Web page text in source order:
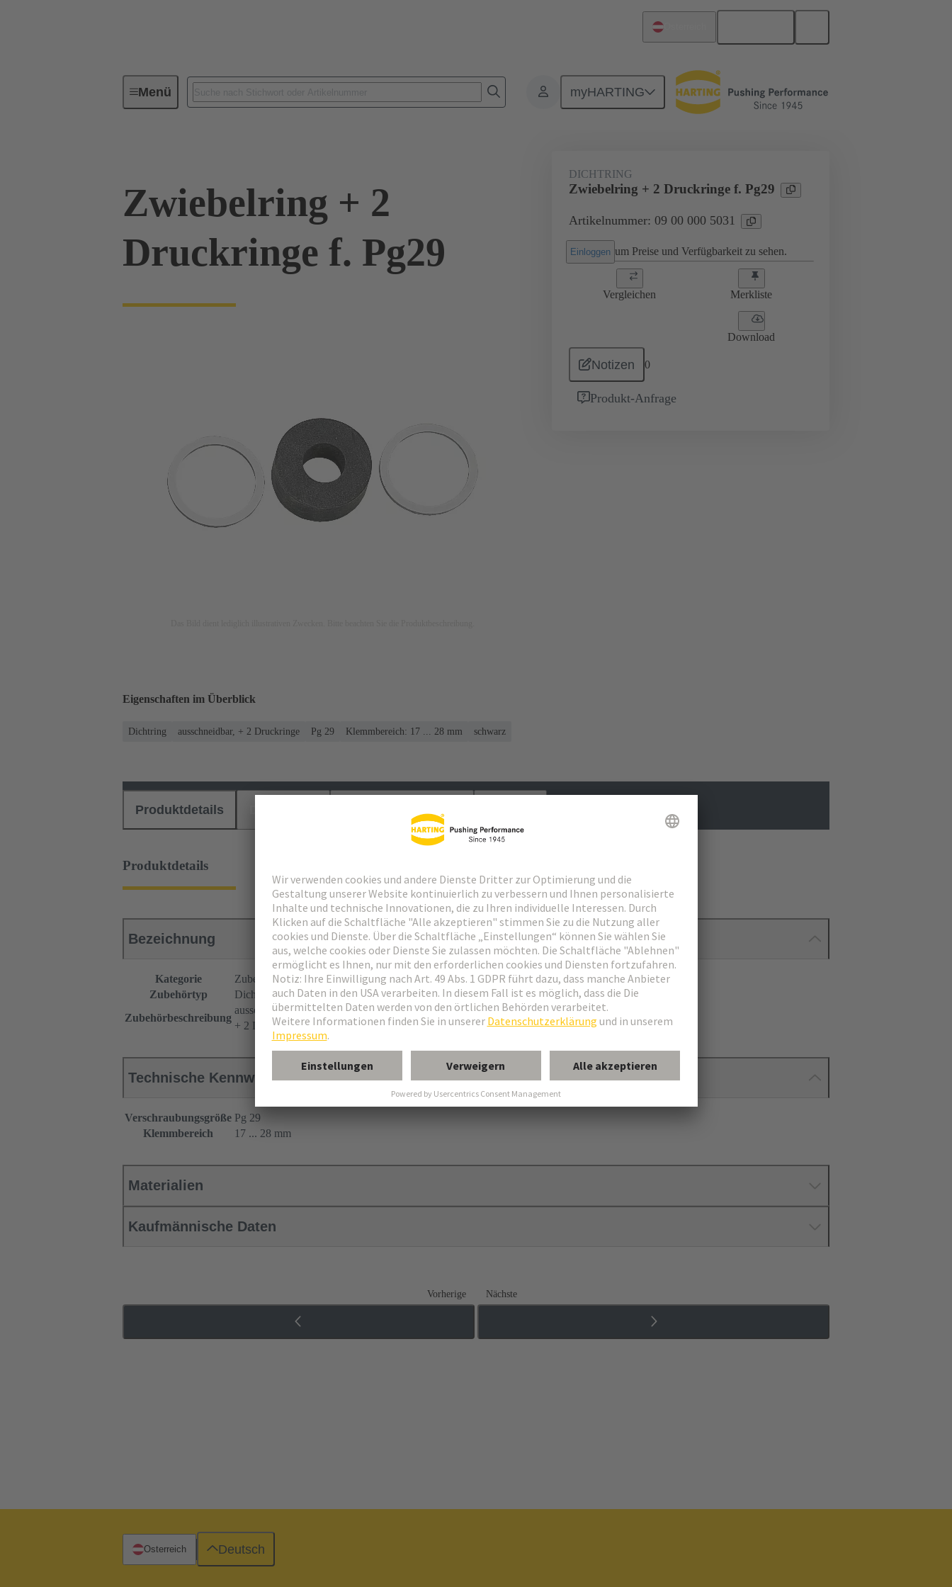
Menü myHARTING
Industrie-Steckverbinder / Han® Zubehör Kabelverschraubungen 09 00 000 5031
Zwiebelring + 2
Druckringe f. Pg29
DICHTRING
Zwiebelring + 2 Druckringe f. Pg29
Artikelnummer: 09 00 000 5031
Einloggen um Preise und Verfügbarkeit zu sehen.
Vergleichen Merkliste
Download
Notizen 0
Produkt-Anfrage
Eigenschaften im Überblick
Dichtring ausschneidbar, + 2 Druckringe Pg 29 Klemmbereich: 17 ... 28 mm schwarz
Produktdetails
Produktdetails
Bezeichnung
Kategorie
Zubehör
Zubehörtyp
Dichtring
Zubehörbeschreibung
ausschneidbar
+ 2 Druckringe
Technische Kennwerte
Verschraubungsgröße Pg 29
Klemmbereich
17 ... 28 mm
Materialien
Kaufmännische Daten
Vorherige Nächste
Österreich Deutsch